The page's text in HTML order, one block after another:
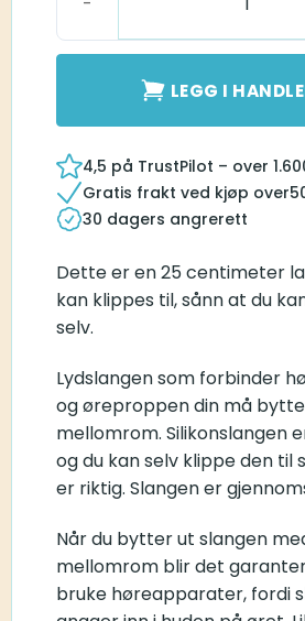
LEGG I
4,5 på TrustPilot – over
Gratis frakt ved kjøp over
30 dagers angrerett
Dette er en 25 centimeter
kan klippes til, sånn at du
selv.
Lydslangen som forbinder
og øreproppen din må
mellomrom. Silikonslangen
og du kan selv klippe den til
er riktig. Slangen er
Når du bytter ut slangen
mellomrom blir det
bruke høreapparater, fordi